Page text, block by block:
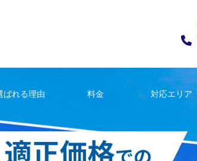
ばれる理由 料金 対応エリア